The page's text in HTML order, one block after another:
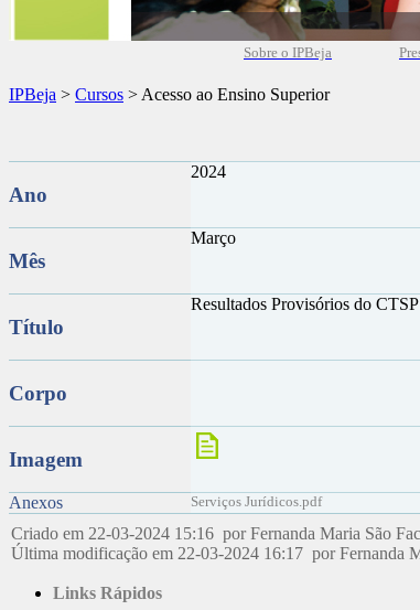
Sobre o IPBeja
IPBeja > Cursos > Acesso ao Ensino Superior
Ano
2024
Mês
Março
Título
Resultados Provisórios do
Corpo
Imagem
Anexos Serviços Jurídicos.pdf
Criado em 22-03-2024 15:16 por Fernanda Maria São
Última modificação em 22-03-2024 16:17 por Fernanda
Links Rápidos